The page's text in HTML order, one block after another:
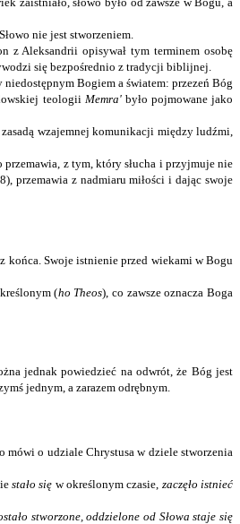
nie jest stworzeniem.
z Aleksandrii opisywał tym terminem osobę
się bezpośrednio z tradycji biblijnej.
Bogiem a światem: przezeń Bóg
teologii Memra'było pojmowane jako
zasadą wzajemnej komunikacji między ludźmi,
przemawia, z tym, który słucha i przyjmuje nie
przemawia z nadmiaru miłości i dając swoje
końca. Swoje istnienie przed wiekami w Bogu
(ho Theos), co zawsze oznacza Boga
jednak powiedzieć na odwrót, że Bóg jest
jednym, a zarazem odrębnym.
mówi o udziale Chrystusa w dziele stworzenia
stało się w określonym czasie, zaczęło istnieć
stworzone, oddzielone od Słowa staje się